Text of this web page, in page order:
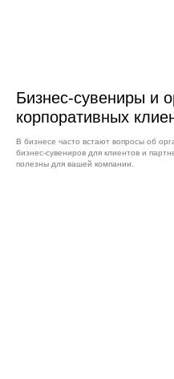
Бизнес-сувениры и
корпоративных
В бизнесе часто встают вопросы об
бизнес-сувениров для клиентов и
полезны для вашей компании.